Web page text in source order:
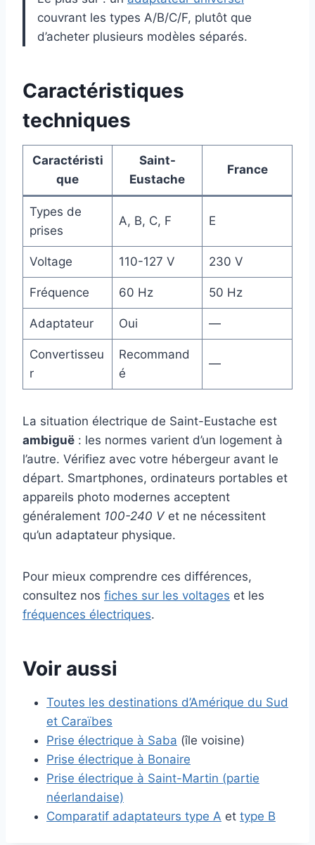
couvrant les types A/B/C/F, plutôt que
d’acheter plusieurs modèles séparés.
Caractéristiques
techniques
Caractéristi
que
Saint-
Eustache
France
Types de
prises
A, B, C, F E
Voltage 110-127 V 230 V
Fréquence 60 Hz 50 Hz
Adaptateur Oui —
Convertisseu
r
Recommand
é
—
La situation électrique de Saint-Eustache est
ambiguë : les normes varient d’un logement à
l’autre. Vérifiez avec votre hébergeur avant le
départ. Smartphones, ordinateurs portables et
appareils photo modernes acceptent
généralement 100-240 V et ne nécessitent
qu’un adaptateur physique.
Pour mieux comprendre ces différences,
consultez nos fiches sur les voltages et les
fréquences électriques.
Voir aussi
Toutes les destinations d’Amérique du Sud
et Caraïbes
Prise électrique à Saba (île voisine)
Prise électrique à Bonaire
Prise électrique à Saint-Martin (partie
néerlandaise)
Comparatif adaptateurs type A et type B